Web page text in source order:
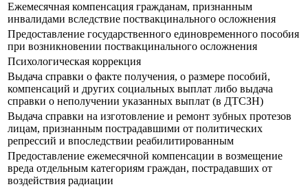
Ежемесячная компенсация гражданам, признанным
инвалидами вследствие поствакцинального осложнения
Предоставление государственного единовременного пособия
при возникновении поствакцинального осложнения
Психологическая коррекция
Выдача справки о факте получения, о размере пособий,
компенсаций и других социальных выплат либо выдача
справки о неполучении указанных выплат (в ДТСЗН)
Выдача справки на изготовление и ремонт зубных протезов
лицам, признанным пострадавшими от политических
репрессий и впоследствии реабилитированным
Предоставление ежемесячной компенсации в возмещение
вреда отдельным категориям граждан, пострадавших от
воздействия радиации